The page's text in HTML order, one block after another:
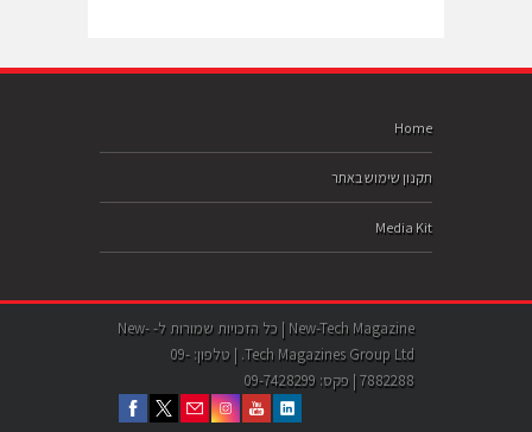
Home
תקנון שימוש באתר
Media Kit
New-Tech Magazine | כל הזכויות שמורות ל- New-
Tech Magazines Group Ltd. | טלפון: 09-
7882288 | פקס: 09-7428299